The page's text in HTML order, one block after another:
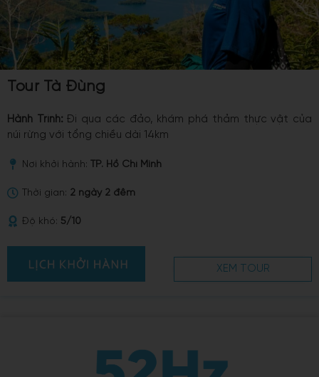
Tour Tà Đùng
Hành Trình: Đi qua các đảo, khám phá thảm thực vật của
núi rừng với tổng chiều dài 14km
Nơi khởi hành: TP. Hồ Chí Minh
Thời gian: 2 ngày 2 đêm
Độ khó: 5/10
XEM TOUR